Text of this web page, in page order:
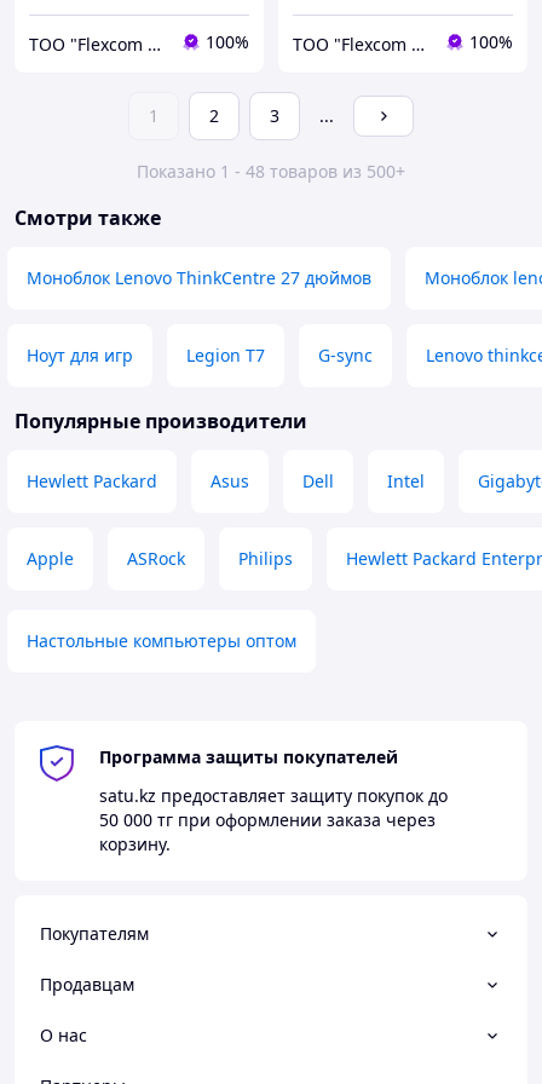
ТОО "Flexcom LTD" 100% ТОО "Flexcom LTD" 100%
1 2 3 ...
Показано 1 - 48 товаров из 500+
Смотри также
Моноблок Lenovo ThinkCentre 27 дюймов Моноблок
Ноут для игр Legion T7 G-sync Lenovo
Популярные производители
Hewlett Packard Asus Dell Intel
Apple ASRock Philips Hewlett Packard
Настольные компьютеры оптом
Программа защиты покупателей
satu.kz предоставляет защиту покупок до
50 000 тг при оформлении заказа через
корзину.
Покупателям
Продавцам
О нас